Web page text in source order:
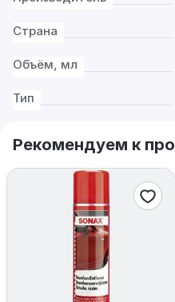
Страна
Объём, мл
Тип
Рекомендуем к